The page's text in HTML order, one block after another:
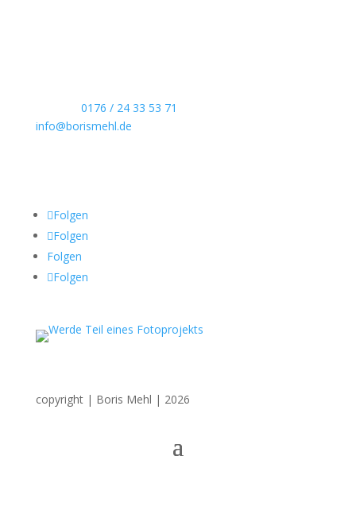
0176 / 24 33 53 71
info@borismehl.de
Folgen
Folgen
Folgen
Folgen
copyright | Boris Mehl | 2026